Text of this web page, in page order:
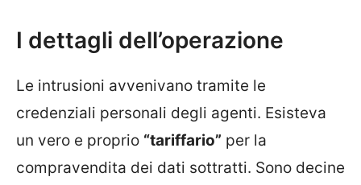
I dettagli dell’operazione
Le intrusioni avvenivano tramite le
credenziali personali degli agenti. Esisteva
un vero e proprio “tariffario” per la
compravendita dei dati sottratti. Sono decine